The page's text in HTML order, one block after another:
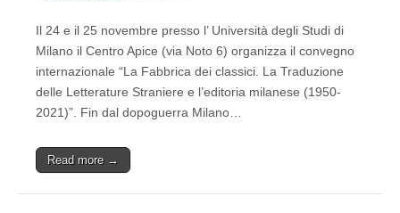
Il 24 e il 25 novembre presso l’ Università degli Studi di
Milano il Centro Apice (via Noto 6) organizza il convegno
internazionale “La Fabbrica dei classici. La Traduzione
delle Letterature Straniere e l’editoria milanese (1950-
2021)”. Fin dal dopoguerra Milano…
Read more →